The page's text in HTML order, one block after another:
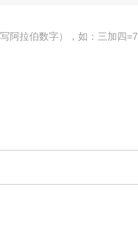
阿拉伯数字），如：三加四=7